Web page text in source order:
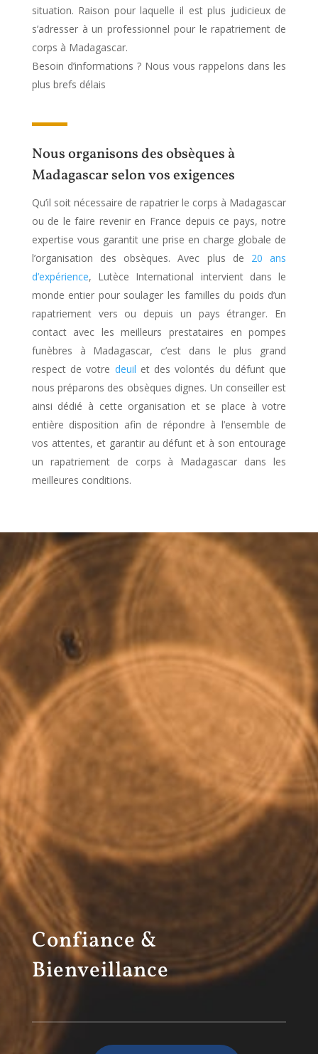
situation. Raison pour laquelle il est plus judicieux de
s’adresser à un professionnel pour le rapatriement de
corps à Madagascar.
Besoin d’informations ? Nous vous rappelons dans les
plus brefs délais
Nous organisons des obsèques à
Madagascar selon vos exigences
Qu’il soit nécessaire de rapatrier le corps à Madagascar
ou de le faire revenir en France depuis ce pays, notre
expertise vous garantit une prise en charge globale de
l’organisation des obsèques. Avec plus de 20 ans
d’expérience, Lutèce International intervient dans le
monde entier pour soulager les familles du poids d’un
rapatriement vers ou depuis un pays étranger. En
contact avec les meilleurs prestataires en pompes
funèbres à Madagascar, c’est dans le plus grand
respect de votre deuil et des volontés du défunt que
nous préparons des obsèques dignes. Un conseiller est
ainsi dédié à cette organisation et se place à votre
entière disposition afin de répondre à l’ensemble de
vos attentes, et garantir au défunt et à son entourage
un rapatriement de corps à Madagascar dans les
meilleures conditions.
Confiance &
Bienveillance